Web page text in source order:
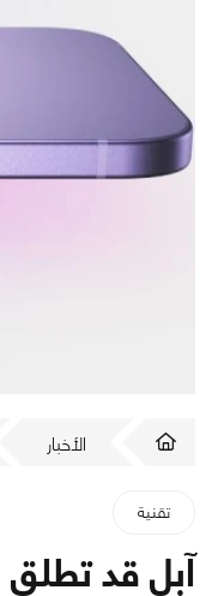
الأخبار
تقنية